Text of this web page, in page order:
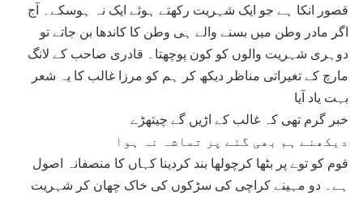
قصور انکا ہے جو ایک شہریت رکھتے ہوئے ایک نہ ہوسکے۔ آج
اگر مادر وطن میں بسنے والے ہی وطن کا کاندھا بن جاتے تو
دوہری شہریت والوں کو کون پوچھتا۔ قادری صاحب کے لانگ
مارچ کے تغیراتی مناظر دیکھ کر ہم کو مرزا غالب کا یہ شعر
بہت یاد آیا
خبر گرم تھی کہ غالب کے اڑیں گے چیتھڑے
دیکھنے ہم بھی گئے پر تماشہ نہ ہوا
قوم کو توے پر بٹھا کرچولھا بند کردینا کہاں کا منصفانہ اصول
ہے۔ دو مہینے کراچی کی سڑکوں کی خاک چھان کر شہریت